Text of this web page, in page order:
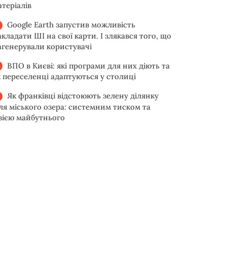
Google Earth запустив можливість
ШІ на свої карти. І злякався того, що
користувачі
ВПО в Києві: які програми для них діють та
переселенці адаптуються у столиці
Як франківці відстоюють зелену ділянку
міського озера: системним тиском та
майбутнього